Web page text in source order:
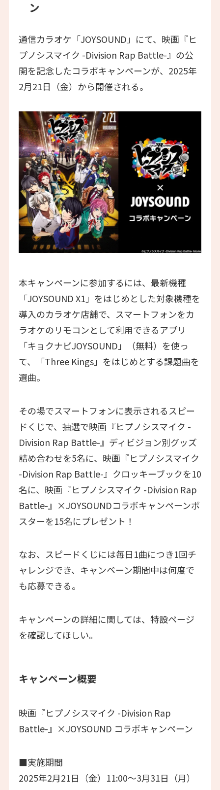
ン
通信カラオケ「JOYSOUND」にて、映画『ヒ
プノシスマイク -Division Rap Battle-』の公
開を記念したコラボキャンペーンが、2025年
2月21日（金）から開催される。
本キャンペーンに参加するには、最新機種
「JOYSOUND X1」をはじめとした対象機種を
導入のカラオケ店舗で、スマートフォンをカ
ラオケのリモコンとして利用できるアプリ
「キョクナビJOYSOUND」（無料）を使っ
て、「Three Kings」をはじめとする課題曲を
選曲。
その場でスマートフォンに表示されるスピー
ドくじで、抽選で映画『ヒプノシスマイク -
Division Rap Battle-』ディビジョン別グッズ
詰め合わせを5名に、映画『ヒプノシスマイク
-Division Rap Battle-』クロッキーブックを10
名に、映画『ヒプノシスマイク -Division Rap
Battle-』×JOYSOUNDコラボキャンペーンポ
スターを15名にプレゼント！
なお、スピードくじには毎日1曲につき1回チ
ャレンジでき、キャンペーン期間中は何度で
も応募できる。
キャンペーンの詳細に関しては、特設ページ
を確認してほしい。
キャンペーン概要
映画『ヒプノシスマイク -Division Rap
Battle-』×JOYSOUND コラボキャンペーン
■実施期間
2025年2月21日（金）11:00～3月31日（月）